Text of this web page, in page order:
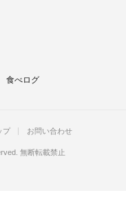
食べログ
プ お問い合わせ
無断転載禁止